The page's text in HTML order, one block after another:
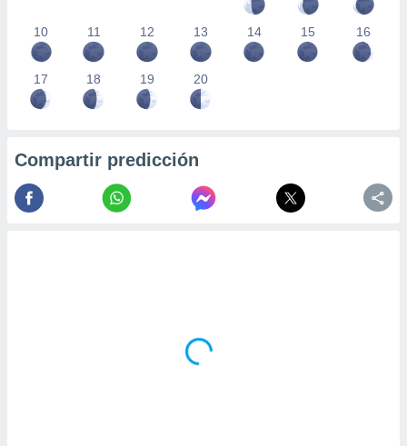
10 11 12 13 14 15 16
17 18 19 20
Compartir predicción